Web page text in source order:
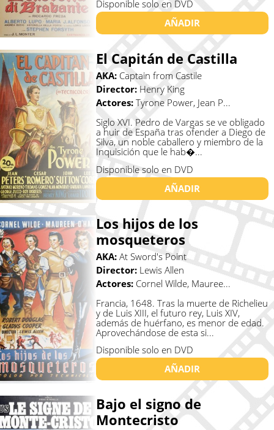
Disponible solo en DVD
AÑADIR
El Capitán de Castilla
AKA: Captain from Castile
Director: Henry King
Actores: Tyrone Power, Jean P...
Siglo XVI. Pedro de Vargas se ve obligado
a huir de España tras ofender a Diego de
Silva, un noble caballero y miembro de la
Inquisición que le hab�...
Disponible solo en DVD
AÑADIR
Los hijos de los
mosqueteros
AKA: At Sword's Point
Director: Lewis Allen
Actores: Cornel Wilde, Mauree...
Francia, 1648. Tras la muerte de Richelieu
y de Luis XIII, el futuro rey, Luis XIV,
además de huérfano, es menor de edad.
Aprovechándose de esta si...
Disponible solo en DVD
AÑADIR
Bajo el signo de
Montecristo